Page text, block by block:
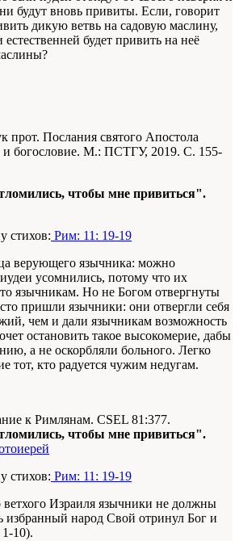
будут вновь привиты. Если, говорит
дикую ветвь на садовую маслину,
будет привить на неё
прот. Послания святого Апостола
богословие. М.: ПСТГУ, 2019. С. 155-
чтобы мне привиться".
стихов: Рим: 11: 19-19
верующего язычника: можно
иудеи усомнились, потому что их
язычникам. Но не Богом отвергнуты
пришли язычники: они отвергли себя
чем и дали язычникам возможность
остановить такое высокомерие, дабы
а не оскорбляли больного. Легко
тот, кто радуется чужим недугам.
к Римлянам. CSEL 81:377.
чтобы мне привиться".
стихов: Рим: 11: 19-19
Израиля язычники не должны
избранный народ Свой отринул Бог и
10).